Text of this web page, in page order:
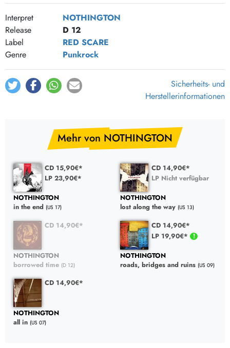
Interpret
NOTHINGTON
Release
D 12
Label
RED SCARE
Genre
Punkrock
Sicherheits- und
Herstellerinformationen
Mehr von NOTHINGTON
CD 15,90€*
LP 23,90€*
NOTHINGTON
in the end (US 17)
CD 14,90€*
LP Nicht verfügbar
NOTHINGTON
lost along the way (US 13)
CD 14,90€*
NOTHINGTON
borrowed time (D 12)
CD 14,90€*
LP 19,90€*
NOTHINGTON
roads, bridges and ruins (US 09)
CD 14,90€*
NOTHINGTON
all in (US 07)